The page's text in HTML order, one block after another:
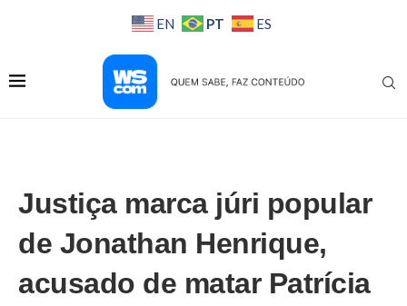
EN PT ES
Justiça marca júri popular
de Jonathan Henrique,
acusado de matar Patrícia